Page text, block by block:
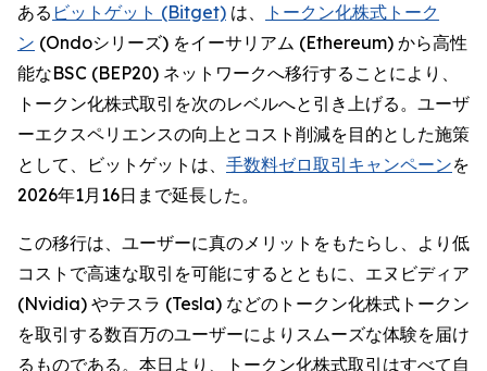
ある ビットゲット (Bitget) は、
トークン化株式トーク
ン (Ondoシリーズ) をイーサリアム (Ethereum) から高性
能なBSC (BEP20) ネットワークへ移行することにより、
トークン化株式取引を次のレベルへと引き上げる。ユーザ
ーエクスペリエンスの向上とコスト削減を目的とした施策
として、ビットゲットは、 手数料ゼロ取引キャンペーンを
2026年1月16日まで延長した。
この移行は、ユーザーに真のメリットをもたらし、より低
コストで高速な取引を可能にするとともに、エヌビディア
(Nvidia) やテスラ (Tesla) などのトークン化株式トークン
を取引する数百万のユーザーによりスムーズな体験を届け
るものである。本日より、トークン化株式取引はすべて自